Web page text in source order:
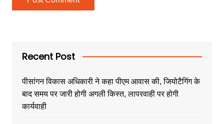
Recent Post
पीसांगन विकास अधिकारी ने कहा पीएम आवास की, जियोटैगिंग के
बाद समय पर जारी होगी अगली किस्त, लापरवाही पर होगी
कार्यवाही